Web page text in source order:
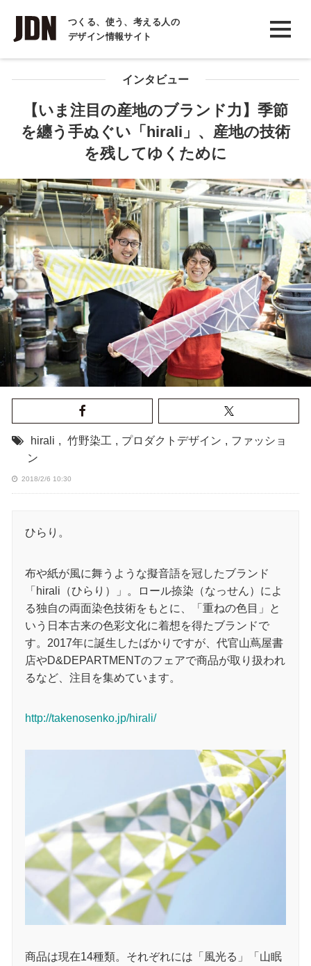
つくる、使う、考える人の
デザイン情報サイト
INTERVIEW
インタビュー
REPORT
COLUMN
インタビュー
【いま注目の産地のブランド力】季節
を纏う手ぬぐい「hirali」、産地の技術
を残してゆくために
hirali , 竹野染工 , プロダクトデザイン , ファッショ
ン
2018/2/6 10:30
ひらり。
布や紙が風に舞うような擬音語を冠したブランド
「hirali（ひらり）」。ロール捺染（なっせん）によ
る独自の両面染色技術をもとに、「重ねの色目」と
いう日本古来の色彩文化に着想を得たブランドで
す。2017年に誕生したばかりですが、代官山蔦屋書
店やD&DEPARTMENTのフェアで商品が取り扱われ
るなど、注目を集めています。
http://takenosenko.jp/hirali/
商品は現在14種類。それぞれには「風光る」「山眠